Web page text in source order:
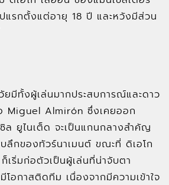
แรกตั้งแต่อายุ 18 ปี และหวังมีส่วน
ยมีทั้งผู้เล่นมากประสบการณ์และดาว
Miguel Almirón ซึ่งเคยออก
ล ยูไนเต็ด จะเป็นแกนกลางสำคัญ
ลึกของทัวร์นาเมนต์ ขณะที่ ดิเอโก
เริ่มก่อตัวเป็นผู้เล่นที่น่าจับตา
โอกาสติดทีม เนื่องจากมีความเข้าใจ